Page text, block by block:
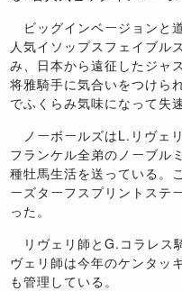
ビッグインベージョンと
人気イソップスフェイブル
み、日本から遠征したジャ
将雅騎手に気合いをつけら
でふくらみ気味になって失
ノーボールズはL.リヴェ
フランケル全弟のノーブル
種牡馬生活を送っている。
ーズターフスプリントステ
った。
リヴェリ師とG.コラレス
ヴェリ師は今年のケンタッ
も管理している。